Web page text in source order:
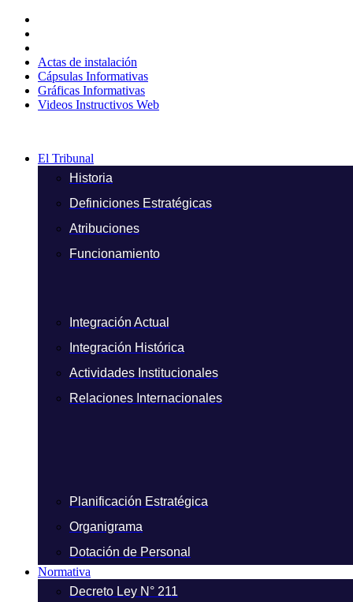
contenido
Actas de instalación
Cápsulas Informativas
Gráficas Informativas
Videos Instructivos Web
El Tribunal
Historia
Definiciones Estratégicas
Atribuciones
Funcionamiento
Integración Actual
Integración Histórica
Actividades Institucionales
Relaciones Internacionales
Planificación Estratégica
Organigrama
Dotación de Personal
Normativa
Decreto Ley N° 211